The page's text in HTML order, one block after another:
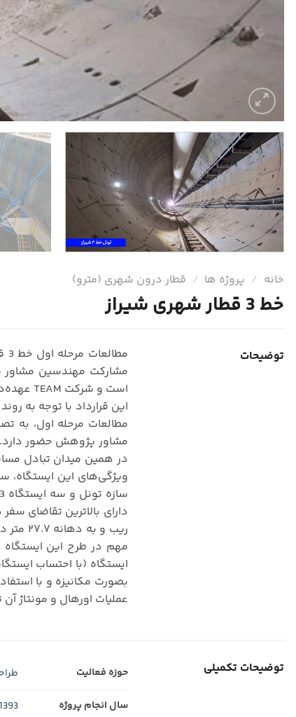
خانه / پروژه ها / قطار درون شهری (مترو)
خط 3 قطار شهری شیراز
توضیحات
مشارکت مهندسین مشاور
است و شرکت TEAM عهده‌دار بررسی و صحت سنجی و تایید مطالعات تجهیزات (توسط مشاور پژوهش) بوده است.
در همین میدان تبادل
ویژگی‌های این ایستگاه،
عملیات اورهال و مونتاژ
توضیحات تکمیلی حوزه فعالیت
سال انجام پروژه 1393